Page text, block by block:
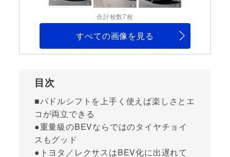
合計枚数7枚
すべての画像を見る
目次
■パドルシフトを上手く使えば楽しさとエ
コが両立できる
●重量級のBEVならではのタイヤチョイ
スもグッド
●トヨタ／レクサスはBEV化に出遅れて